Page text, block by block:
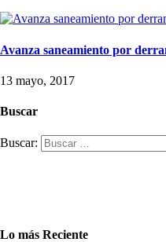
Avanza saneamiento por
13 mayo, 2017
Buscar
Buscar:
Lo más Reciente